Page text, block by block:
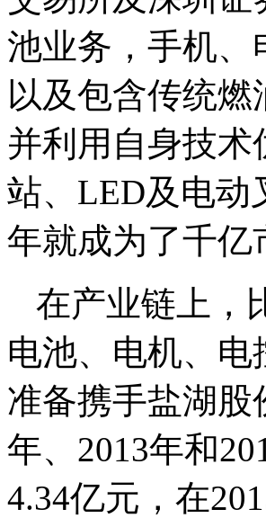
池业务，手机
以及包含传统
并利用自身技
站、LED及电动
年就成为了千亿
在产业链上，
电池、电机、
准备携手盐湖股
年、2013年和
4.34亿元，在